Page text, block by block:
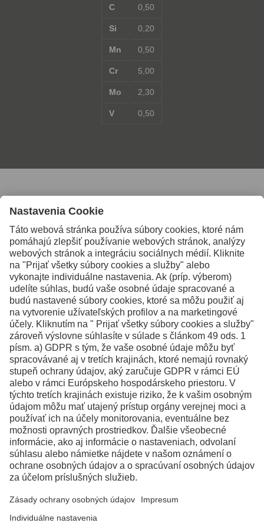
C
Si
Mn
Cr
Mo
V
0,50
0,20
0,50
5,00
2,30
0,50
Pre ďalšie informácie nás
kontaktujte
Kontakty
Facebook
Instagram